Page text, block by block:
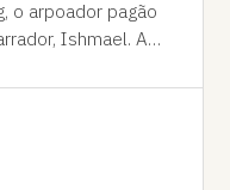
o arpoador pagão
Ishmael. A